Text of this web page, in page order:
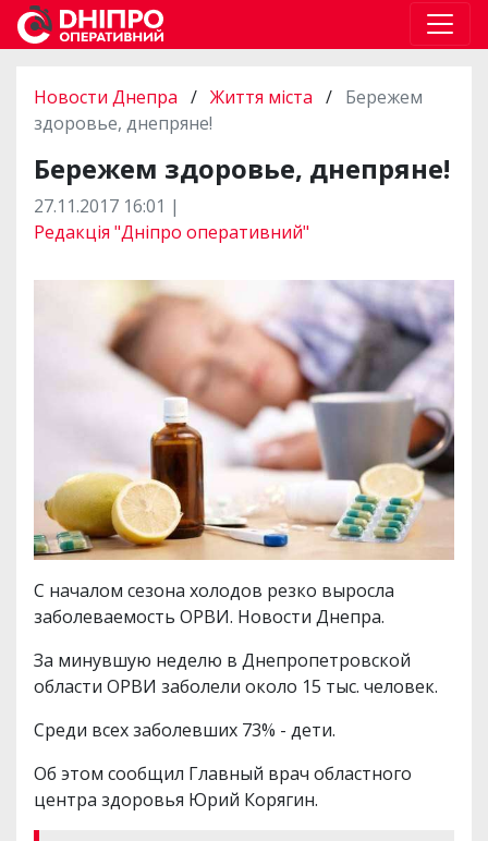
Новости Днепра / Життя міста / Бережем
здоровье, днепряне!
Бережем здоровье, днепряне!
27.11.2017 16:01 |
Редакція "Дніпро оперативний"
С началом сезона холодов резко выросла
заболеваемость ОРВИ. Новости Днепра.
За минувшую неделю в Днепропетровской
области ОРВИ заболели около 15 тыс. человек.
Среди всех заболевших 73% - дети.
Об этом сообщил Главный врач областного
центра здоровья Юрий Корягин.